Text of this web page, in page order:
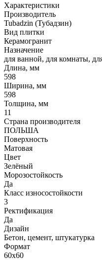
Характеристики
Производитель
Tubadzin (Тубадзин)
Вид плитки
Керамогранит
Назначение
для ванной, для комнаты,
Длина, мм
598
Ширина, мм
598
Толщина, мм
11
Страна производителя
ПОЛЬША
Поверхность
Матовая
Цвет
Зелёный
Морозостойкость
Да
Класс износостойкости
3
Ректификация
Да
Дизайн
Бетон, цемент, штукатурка
Формат
60x60